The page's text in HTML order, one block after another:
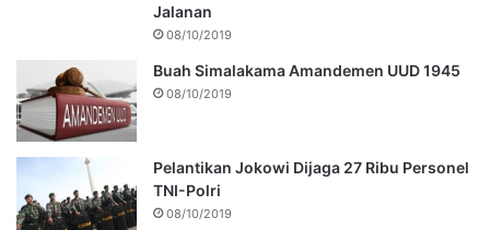
Jalanan
08/10/2019
Buah Simalakama Amandemen UUD 1945
08/10/2019
Pelantikan Jokowi Dijaga 27 Ribu Personel
TNI-Polri
08/10/2019